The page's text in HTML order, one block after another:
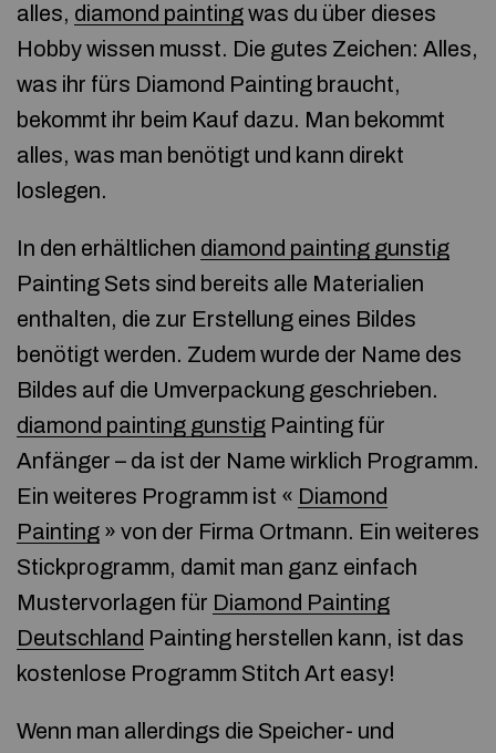
alles, diamond paintingwas du über dieses
Hobby wissen musst. Die gutes Zeichen: Alles,
was ihr fürs Diamond Painting braucht,
bekommt ihr beim Kauf dazu. Man bekommt
alles, was man benötigt und kann direkt
loslegen.
In den erhältlichen diamond painting gunstig
Painting Sets sind bereits alle Materialien
enthalten, die zur Erstellung eines Bildes
benötigt werden. Zudem wurde der Name des
Bildes auf die Umverpackung geschrieben.
diamond painting gunstig Painting für
Anfänger – da ist der Name wirklich Programm.
Ein weiteres Programm ist « Diamond
Painting » von der Firma Ortmann. Ein weiteres
Stickprogramm, damit man ganz einfach
Mustervorlagen für Diamond Painting
Deutschland Painting herstellen kann, ist das
kostenlose Programm Stitch Art easy!
Wenn man allerdings die Speicher- und